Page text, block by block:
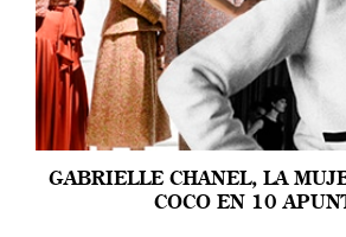
GABRIELLE CHANEL, LA
COCO EN 10